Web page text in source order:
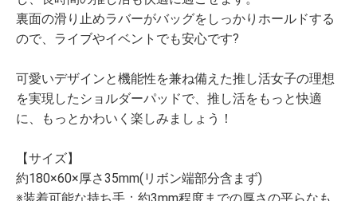
裏面の滑り止めラバーがバッグをしっかりホールドする
ので、ライブやイベントでも安心です?
可愛いデザインと機能性を兼ね備えた推し活女子の理想
を実現したショルダーパッドで、推し活をもっと快適
に、もっとかわいく楽しみましょう！
【サイズ】
約180×60×厚さ35mm(リボン端部分含まず)